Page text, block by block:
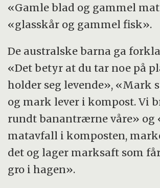
«Gamle blad og gammel
«glasskår og gammel fisk».
De australske barna ga
«Det betyr at du tar noe på
holder seg levende», «Mark
og mark lever i kompost. Vi
rundt banantrærne våre» og
matavfall i komposten,
det og lager marksaft som
gro i hagen».